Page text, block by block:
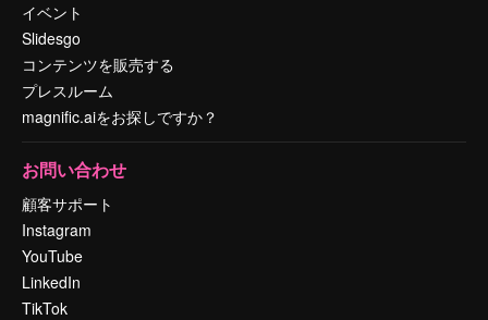
イベント
Slidesgo
コンテンツを販売する
プレスルーム
magnific.aiをお探しですか？
お問い合わせ
顧客サポート
Instagram
YouTube
LinkedIn
TikTok